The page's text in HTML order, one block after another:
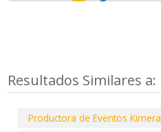
Resultados Similares a:
Productora de Eventos Kimera